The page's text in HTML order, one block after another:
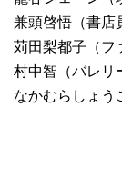
兼頭啓悟（書店
苅田梨都子（フ
村中智（バレリ
なかむらしょう